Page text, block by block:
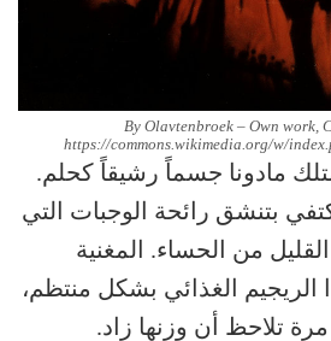
By Olavtenbroek – Own work,
https://commons.wikimedia.org/w/
سنة، تمتلك مادونا جسماً رشيقاً كحلم.
بتنشق رائحة الوجبات التي
من الحساء. المغنية
الريجيم الغذائي بشكل منتظم،
مرة تلاحظ أن وزنها زاد.